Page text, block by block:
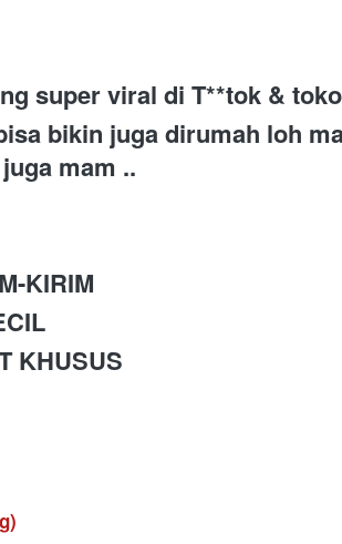
super viral di T**tok &
bikin juga dirumah loh
mam ..
KIRIM
KHUSUS